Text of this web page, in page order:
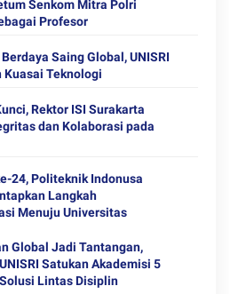
Senkom Mitra Polri
Profesor
Saing Global, UNISRI
Kuasai Teknologi
Rektor ISI Surakarta
dan Kolaborasi pada
24, Politeknik Indonusa
Langkah
Menuju Universitas
Global Jadi Tantangan,
Satukan Akademisi 5
Lintas Disiplin